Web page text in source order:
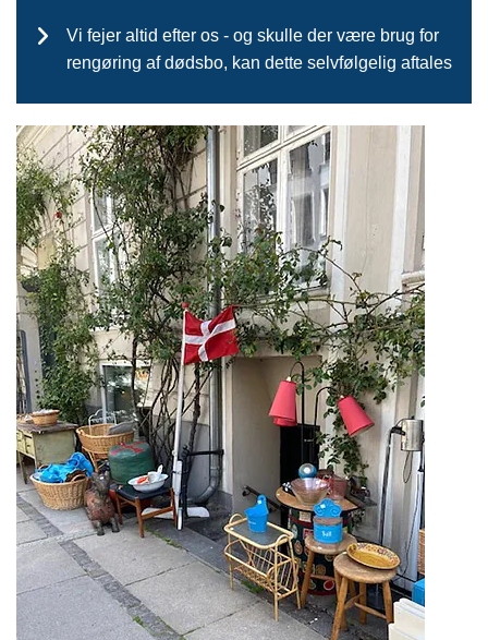
Vi fejer altid efter os - og skulle der være brug for
rengøring af dødsbo, kan dette selvfølgelig aftales